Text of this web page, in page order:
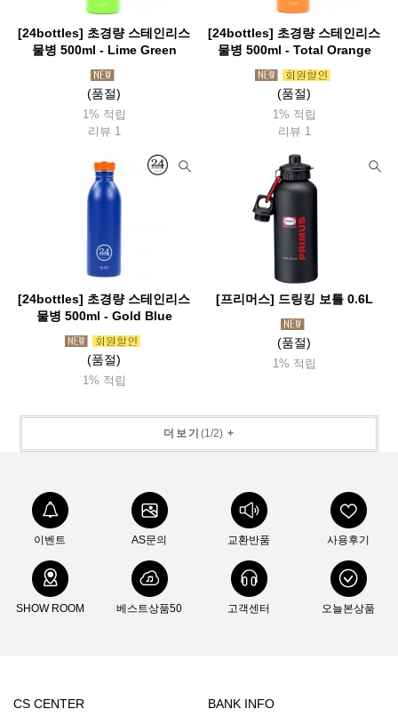
[24bottles] 초경량 스테인리스
물병 500ml - Lime Green
(품절)
1% 적립
리뷰 1
[24bottles] 초경량 스테인리스
물병 500ml - Total Orange
(품절)
1% 적립
리뷰 1
[24bottles] 초경량 스테인리스
물병 500ml - Gold Blue
(품절)
1% 적립
[프리머스] 드링킹 보틀 0.6L
(품절)
1% 적립
더보기 (1/2)+
이벤트 AS문의 교환반품 사용후기
SHOW ROOM 베스트상품50 고객센터 오늘본상품
CS CENTER BANK INFO